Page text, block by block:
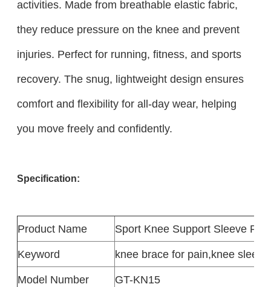
activities. Made from breathable elastic fabric,
they reduce pressure on the knee and prevent
injuries. Perfect for running, fitness, and sports
recovery. The snug, lightweight design ensures
comfort and flexibility for all-day wear, helping
you move freely and confidently.
Specification:
Product Name
Sport Knee Support Sleeve
Keyword
knee brace for pain,knee
Model Number
GT-KN15